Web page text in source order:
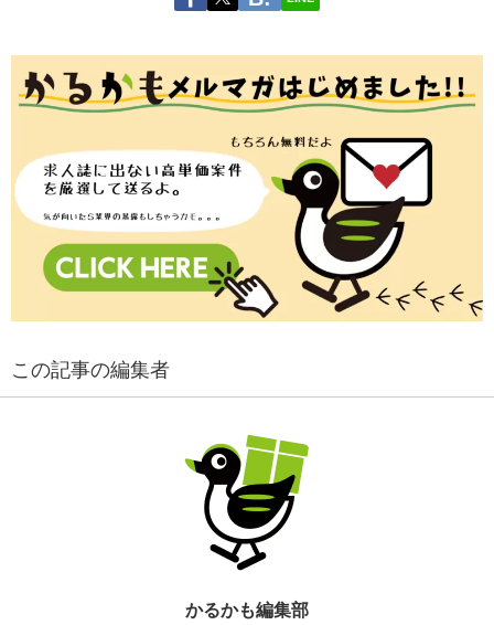
この記事の編集者
かるかも編集部